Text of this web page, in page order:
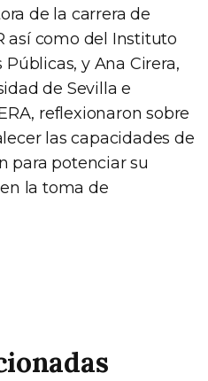
de la carrera de
así como del Instituto
y Ana Cirera,
de Sevilla e
reflexionaron sobre
las capacidades de
para potenciar su
la toma de